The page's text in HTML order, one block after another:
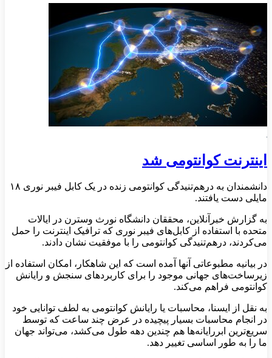
اینترنت کوانتومی شد
دانشمندان به درهم‌تنیدگی کوانتومی زنده در یک کابل فیبر نوری ۱۸
مایلی دست یافتند.
به گزارش خبرآنلاین، محققان دانشگاه نورث وسترن در ایالات
متحده با استفاده از کابل‌های فیبر نوری که ترافیک اینترنت را حمل
می‌کردند، درهم‌تنیدگی کوانتومی را با موفقیت نشان دادند.
در بیانیه مطبوعاتی آنها آمده است که این شاهکار، امکان استفاده از
زیرساخت‌های جهانی موجود را برای کاربردهای سنجش و رایانش
کوانتومی فراهم می‌کند.
به نقل از ایسنا، محاسبات یا رایانش کوانتومی به لطف توانایی خود
در انجام محاسبات بسیار پیچیده در عرض چند ساعت که توسط
سریع‌ترین ابررایانه‌ها هم چندین دهه طول می‌کشد، می‌تواند جهان
ما را به طور اساسی تغییر دهد.